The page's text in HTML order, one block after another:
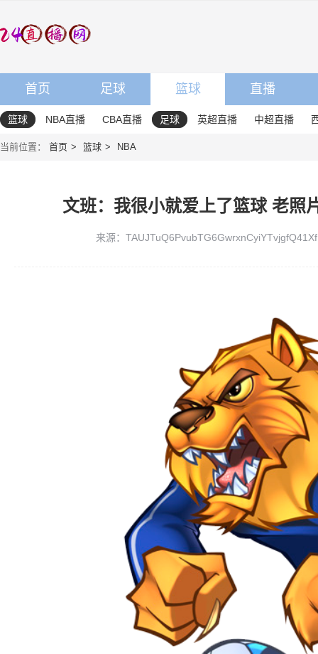
首页 足球 篮球 直播
篮球 NBA直播 CBA直播 足球 英超直播 中超直播
当前位置： 首页 篮球 NBA
文班：我很小就爱上了篮球 老照
来源：TAUJTuQ6PvubTG6GwrxnCyiYTvjgfQ41Xf